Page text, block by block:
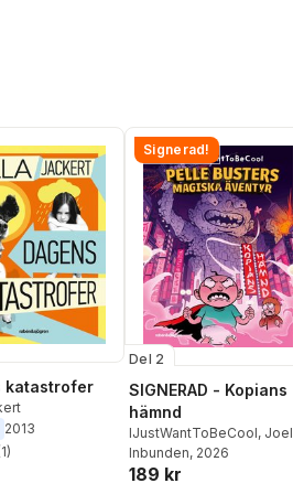
katastrofer
2013
stjärnor. Totalt antal röster:
1)
Signerad!
Del 2
SIGNERAD - Kopians
hämnd
IJustWantToBeCool, Joel
Adolphson,Emil Ejdemo
Beer ,Victor Beer
Inbunden, 2026
189 kr